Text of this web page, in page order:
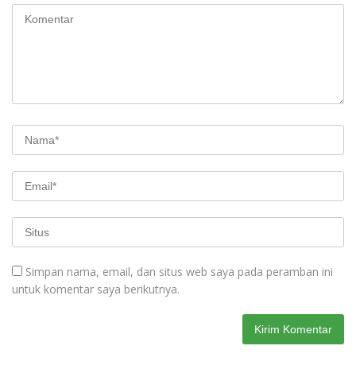
Simpan nama, email, dan situs web saya pada peramban ini
untuk komentar saya berikutnya.